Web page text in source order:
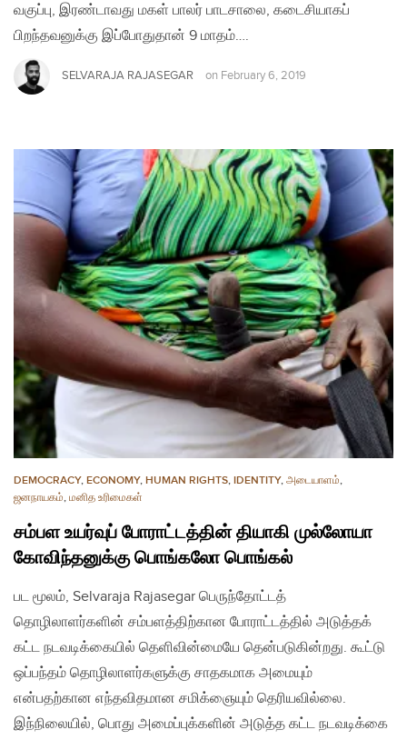
வகுப்பு, இரண்டாவது மகள் பாலர் பாடசாலை, கடைசியாகப்
பிறந்தவனுக்கு இப்போதுதான் 9 மாதம்….
SELVARAJA RAJASEGAR on February 6, 2019
DEMOCRACY, ECONOMY, HUMAN RIGHTS, IDENTITY, அடையாளம்,
ஜனநாயகம், மனித உரிமைகள்
சம்பள உயர்வுப் போராட்டத்தின் தியாகி முல்லோயா
கோவிந்தனுக்கு பொங்கலோ பொங்கல்
பட மூலம், Selvaraja Rajasegar பெருந்தோட்டத்
தொழிலாளர்களின் சம்பளத்திற்கான போராட்டத்தில் அடுத்தக்
கட்ட நடவடிக்கையில் தெளிவின்மையே தென்படுகின்றது. கூட்டு
ஒப்பந்தம் தொழிலாளர்களுக்கு சாதகமாக அமையும்
என்பதற்கான எந்தவிதமான சமிக்ஞையும் தெரியவில்லை.
இந்நிலையில், பொது அமைப்புக்களின் அடுத்த கட்ட நடவடிக்கை